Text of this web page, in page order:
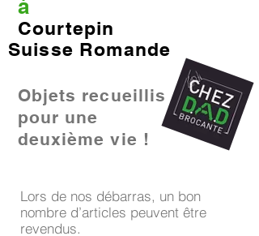
à
Courtepin
Suisse Romande
Objets recueillis
pour une
deuxième vie !
Lors de nos débarras, un bon
nombre d’articles peuvent être
revendus.